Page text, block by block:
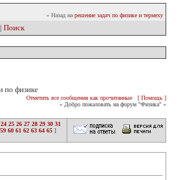
» Назад на решение задач по физике и термеху
| Поиск
по физике
Отметить все сообщения как прочитанные
[ Помощь ]
» Добро пожаловать на форум "Физика" «
24 25 26 27 28 29 30 31
59 60 61 62 63 64 65 ]